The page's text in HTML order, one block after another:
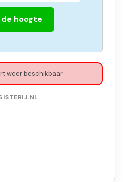
de hoogte
weer beschikbaar